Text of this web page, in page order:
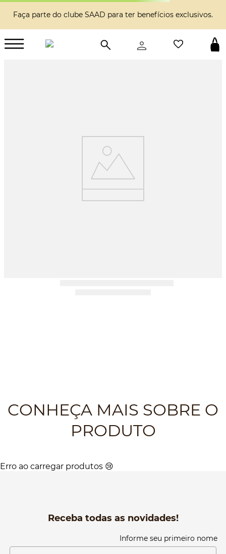
Faça parte do clube SAAD para ter benefícios exclusivos.
CONHEÇA MAIS SOBRE O
PRODUTO
Erro ao carregar produtos 😢
Receba todas as novidades!
Informe seu primeiro nome